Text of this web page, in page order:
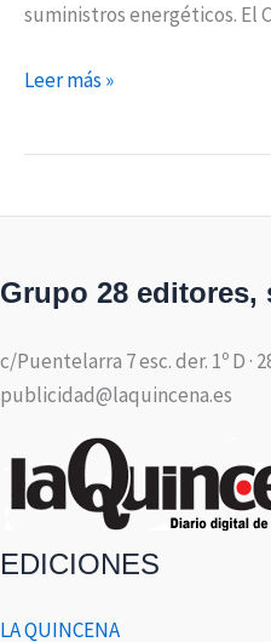
suministros energéticos. El
Leer más »
Grupo 28 editores,
c/Puentelarra 7 esc. der. 1º D ·
publicidad@laquincena.es
EDICIONES
LA QUINCENA